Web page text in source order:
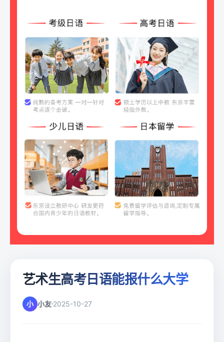
艺术生高考日语能报什么大学
小 小友 2025-10-27